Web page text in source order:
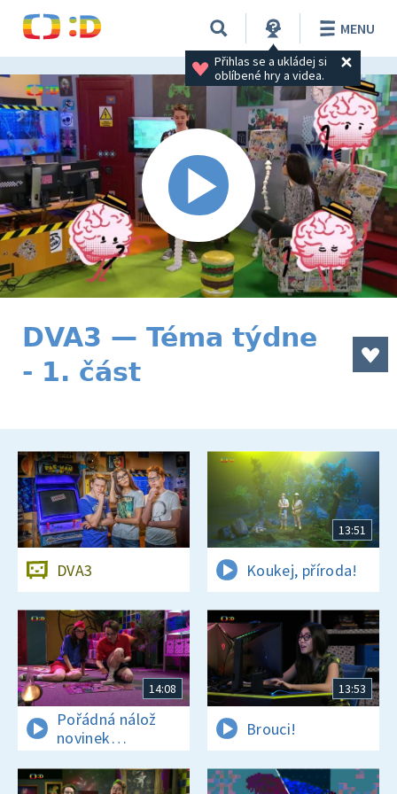
Přihlas se a ukládej si
oblíbené hry a videa.
MENU
DVA3 — Téma týdne
- 1. část
DVA3
13:51
Koukej, příroda!
14:08
Pořádná nálož
novinek
a zajímavostí
13:53
Brouci!